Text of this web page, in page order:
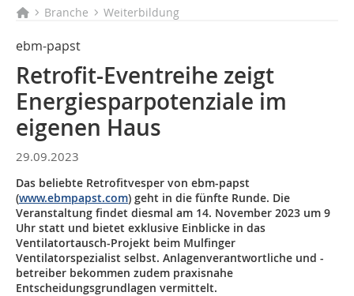
Branche Weiterbildung
ebm-papst
Retrofit-Eventreihe zeigt
Energiesparpotenziale im
eigenen Haus
29.09.2023
Das beliebte Retrofitvesper von ebm-papst
(www.ebmpapst.com) geht in die fünfte Runde. Die
Veranstaltung findet diesmal am 14. November 2023 um 9
Uhr statt und bietet exklusive Einblicke in das
Ventilatortausch-Projekt beim Mulfinger
Ventilatorspezialist selbst. Anlagenverantwortliche und -
betreiber bekommen zudem praxisnahe
Entscheidungsgrundlagen vermittelt.